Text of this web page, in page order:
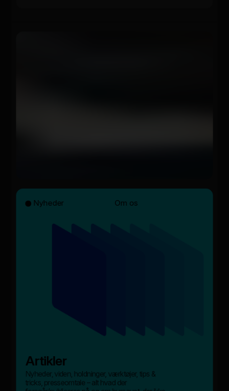
Nyheder Om os
Artikler
Nyheder, viden, holdninger, værktøjer, tips &
tricks, presseomtale – alt hvad der